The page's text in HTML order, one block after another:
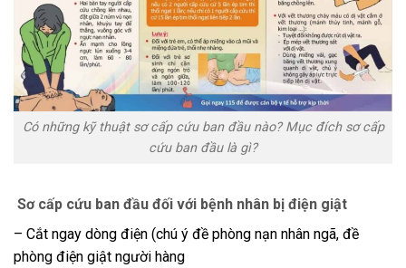
Có những kỹ thuật sơ cấp cứu ban đầu nào? Mục đích sơ cấp
cứu ban đầu là gì?
Sơ cấp cứu ban đầu đối với bệnh nhân bị điện giật
– Cắt ngay dòng điện (chú ý đề phòng nạn nhân ngã, đề
phòng điện giật người hàng